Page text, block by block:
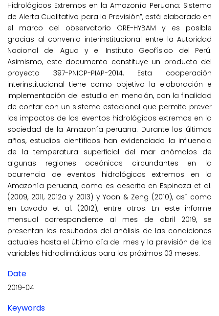
Hidrológicos Extremos en la Amazonía Peruana: Sistema
de Alerta Cualitativo para la Previsión”, está elaborado en
el marco del observatorio ORE-HYBAM y es posible
gracias al convenio interinstitucional entre la Autoridad
Nacional del Agua y el Instituto Geofísico del Perú.
Asimismo, este documento constituye un producto del
proyecto 397-PNICP-PIAP-2014. Esta cooperación
interinstitucional tiene como objetivo la elaboración e
implementación del estudio en mención, con la finalidad
de contar con un sistema estacional que permita prever
los impactos de los eventos hidrológicos extremos en la
sociedad de la Amazonía peruana. Durante los últimos
años, estudios científicos han evidenciado la influencia
de la temperatura superficial del mar anómalos de
algunas regiones oceánicas circundantes en la
ocurrencia de eventos hidrológicos extremos en la
Amazonía peruana, como es descrito en Espinoza et al.
(2009, 2011, 2012a y 2013) y Yoon & Zeng (2010), así como
en Lavado et al. (2012), entre otros. En este informe
mensual correspondiente al mes de abril 2019, se
presentan los resultados del análisis de las condiciones
actuales hasta el último día del mes y la previsión de las
variables hidroclimáticas para los próximos 03 meses.
Date
2019-04
Keywords